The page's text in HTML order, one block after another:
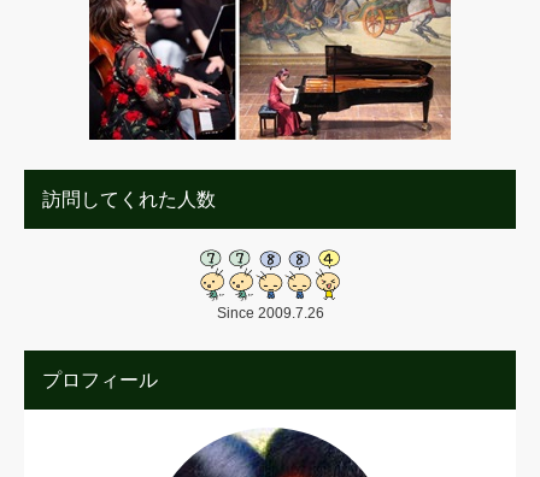
訪問してくれた人数
Since 2009.7.26
プロフィール